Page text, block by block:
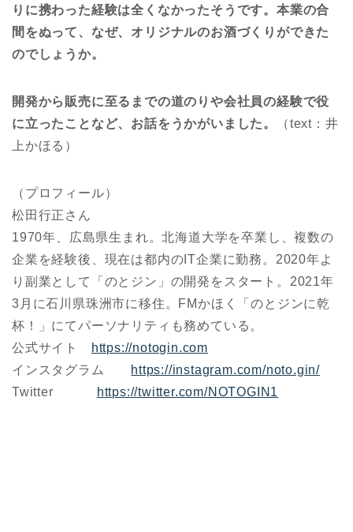
りに携わった経験は全くなかったそうです。本業の合
間をぬって、なぜ、オリジナルのお酒づくりができた
のでしょうか。
開発から販売に至るまでの道のりや会社員の経験で役
に立ったことなど、お話をうかがいました。
（text：井
上かほる）
（プロフィール）
松田行正さん
1970年、広島県生まれ。北海道大学を卒業し、複数の
企業を経験後、現在は都内のIT企業に勤務。2020年よ
り副業として「のとジン」の開発をスタート。2021年
3月に石川県珠洲市に移住。FMかほく「のとジンに乾
杯！」にてパーソナリティも務めている。
公式サイト
https://notogin.com
インスタグラム
https://instagram.com/noto.gin/
Twitter
https://twitter.com/NOTOGIN1